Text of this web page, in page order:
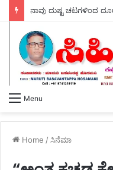
Menu
Home /ಸಿನೆಮಾ